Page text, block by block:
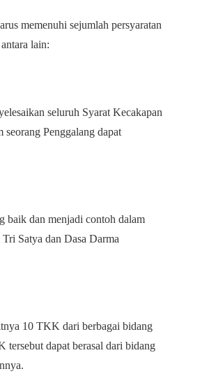
memenuhi sejumlah persyaratan
lain:
seluruh Syarat Kecakapan
Penggalang dapat
baik dan menjadi contoh dalam
Satya dan Dasa Darma
10 TKK dari berbagai bidang
dapat berasal dari bidang